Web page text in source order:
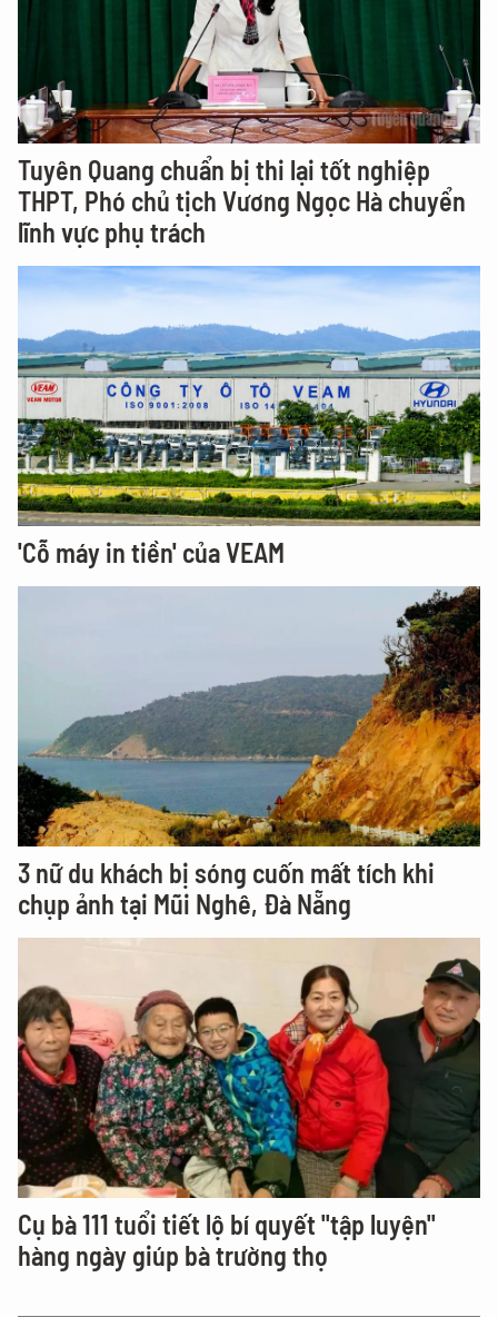
Tuyên Quang chuẩn bị thi lại tốt nghiệp
THPT, Phó chủ tịch Vương Ngọc Hà chuyển
lĩnh vực phụ trách
'Cỗ máy in tiền' của VEAM
3 nữ du khách bị sóng cuốn mất tích khi
chụp ảnh tại Mũi Nghê, Đà Nẵng
Cụ bà 111 tuổi tiết lộ bí quyết "tập luyện"
hàng ngày giúp bà trường thọ